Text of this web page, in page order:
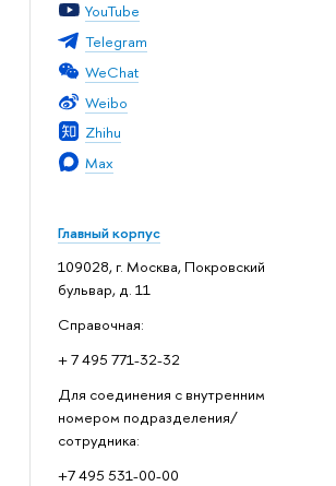
YouTube
Telegram
WeChat
Weibo
Zhihu
Max
Главный корпус
109028, г. Москва, Покровский
бульвар, д. 11
Справочная:
+ 7 495 771-32-32
Для соединения с внутренним
номером подразделения/
сотрудника:
+7 495 531-00-00